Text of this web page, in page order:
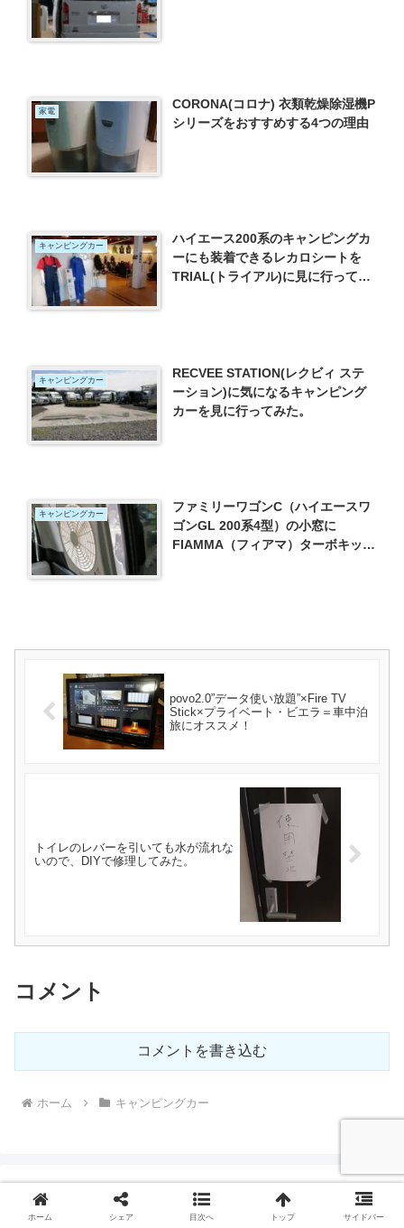
家電
CORONA(コロナ) 衣類乾燥除湿機P
シリーズをおすすめする4つの理由
キャンピングカー
ハイエース200系のキャンピングカ
ーにも装着できるレカロシートを
TRIAL(トライアル)に見に行ってみ
キャンピングカー
RECVEE STATION(レクビィ ステ
ーション)に気になるキャンピング
カーを見に行ってみた。
キャンピングカー
ファミリーワゴンC（ハイエースワ
ゴンGL 200系4型）の小窓に
FIAMMA（フィアマ）ターボキット
povo2.0”データ使い放題”×Fire TV
Stick×プライベート・ビエラ＝車中泊
旅にオススメ！
トイレのレバーを引いても水が流れな
いので、DIYで修理してみた。
コメント
コメントを書き込む
ホーム キャンピングカー
ホーム シェア 目次へ トップ サイドバー